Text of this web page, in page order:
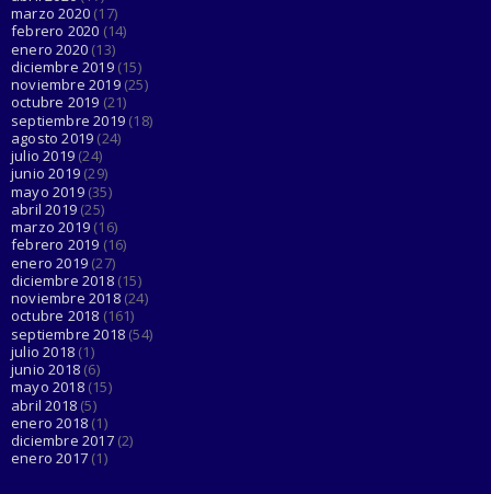
marzo 2020 (17)
febrero 2020 (14)
enero 2020 (13)
diciembre 2019(15)
noviembre 2019(25)
octubre 2019 (21)
septiembre 2019 (18)
agosto 2019 (24)
julio 2019 (24)
junio 2019 (29)
mayo 2019(35)
abril 2019 (25)
marzo 2019 (16)
febrero 2019 (16)
enero 2019 (27)
diciembre 2018(15)
noviembre 2018(24)
octubre 2018 (161)
septiembre 2018 (54)
julio 2018 (1)
junio 2018 (6)
mayo 2018(15)
abril 2018 (5)
enero 2018 (1)
diciembre 2017(2)
enero 2017 (1)